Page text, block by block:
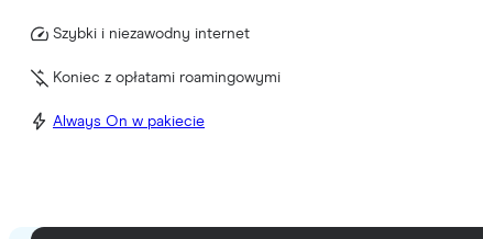
Szybki i niezawodny internet
Koniec z opłatami roamingowymi
Always On w pakiecie